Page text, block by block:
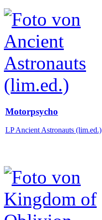
Motorpsycho
LP Ancient Astronauts (lim.ed.)